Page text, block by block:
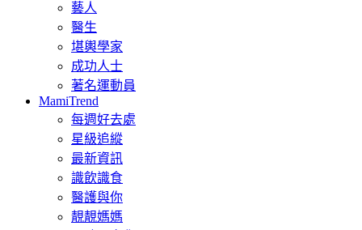
藝人
醫生
堪輿學家
成功人士
著名運動員
MamiTrend
每週好去處
星級追縱
最新資訊
識飲識食
醫護與你
靚靚媽媽